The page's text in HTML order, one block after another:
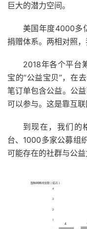
巨大的潜力空间。
美国年度4000多
捐赠体系。两相对照
2018年各个平台
宝的“公益宝贝”，在
笔订单包含公益。公
可以参与。这是靠互联
到现在，我们的
台、1000多家公募组
可能存在的社群与公益